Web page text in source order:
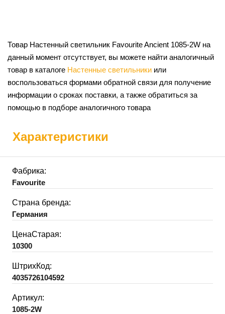
Товар Настенный светильник Favourite Ancient 1085-2W на
данный момент отсутствует, вы можете найти аналогичный
товар в каталоге Настенные светильники или
воспользоваться формами обратной связи для получение
информации о сроках поставки, а также обратиться за
помощью в подборе аналогичного товара
Характеристики
Фабрика:
Favourite
Страна бренда:
Германия
ЦенаСтарая:
10300
ШтрихКод:
4035726104592
Артикул:
1085-2W